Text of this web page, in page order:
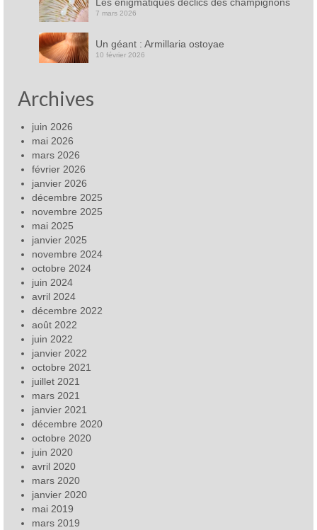
7 mars 2026
Un géant : Armillaria ostoyae
10 février 2026
Archives
juin 2026
mai 2026
mars 2026
février 2026
janvier 2026
décembre 2025
novembre 2025
mai 2025
janvier 2025
novembre 2024
octobre 2024
juin 2024
avril 2024
décembre 2022
août 2022
juin 2022
janvier 2022
octobre 2021
juillet 2021
mars 2021
janvier 2021
décembre 2020
octobre 2020
juin 2020
avril 2020
mars 2020
janvier 2020
mai 2019
mars 2019